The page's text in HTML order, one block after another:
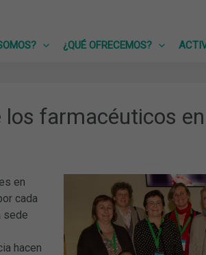
¿QUÉ OFRECEMOS?
los farmacéuticos
en
cada
sede
hacen